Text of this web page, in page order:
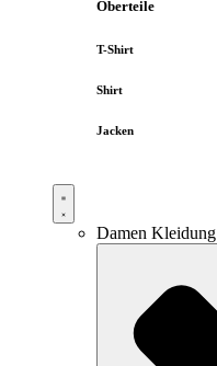
Oberteile
T-Shirt
Shirt
Jacken
Damen Kleidung